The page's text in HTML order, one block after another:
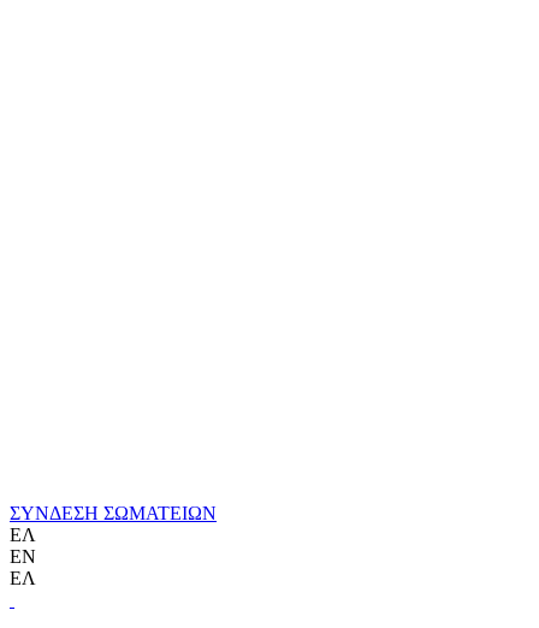
ΣΥΝΔΕΣΗ ΣΩΜΑΤΕΙΩΝ
ΕΛ
EN
ΕΛ